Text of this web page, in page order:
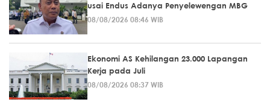
usai Endus Adanya Penyelewengan MBG
08/08/2026 08:46 WIB
Ekonomi AS Kehilangan 23.000 Lapangan
Kerja pada Juli
08/08/2026 08:37 WIB